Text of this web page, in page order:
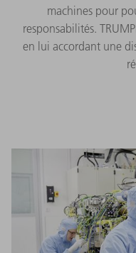
machines pour
responsabilités.
en lui accordant une